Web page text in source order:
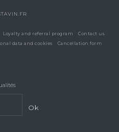
Loyalty and referral program
Contact us
data and cookies Cancellation form
Ok